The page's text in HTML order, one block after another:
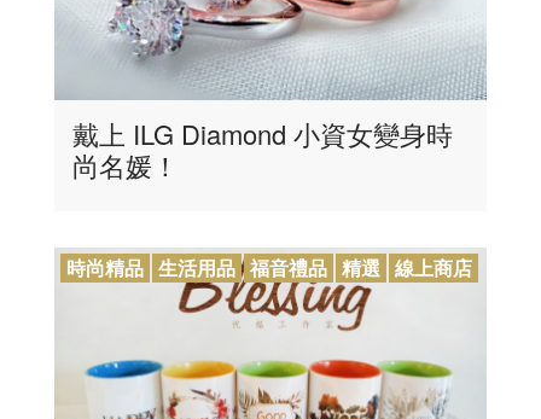
戴上 ILG Diamond 小資女變身時
尚名媛！
時尚精品 生活用品 福音禮品 精選 線上商店